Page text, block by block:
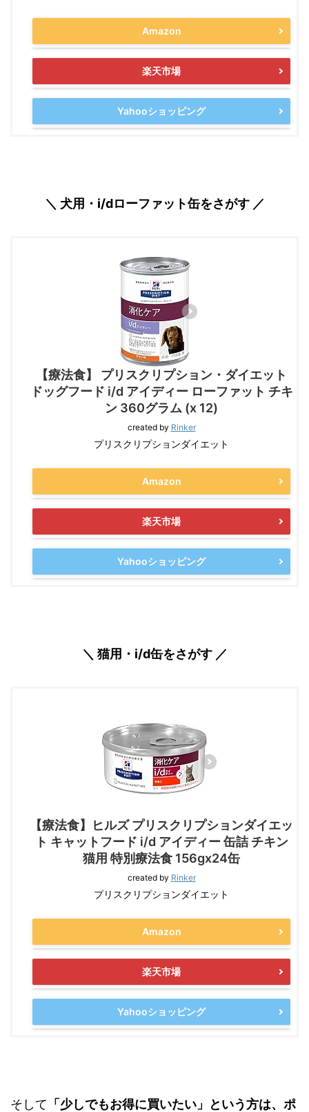
Amazon
楽天市場
Yahooショッピング
＼ 犬用・i/dローファット缶をさがす ／
【療法食】 プリスクリプション・ダイエット
ドッグフード i/d アイディー ローファット チキ
ン 360グラム (x 12)
created by Rinker
プリスクリプションダイエット
Amazon
楽天市場
Yahooショッピング
＼ 猫用・i/d缶をさがす ／
【療法食】ヒルズ プリスクリプションダイエッ
ト キャットフード i/d アイディー 缶詰 チキン
猫用 特別療法食 156gx24缶
created by Rinker
プリスクリプションダイエット
Amazon
楽天市場
Yahooショッピング
そして 「少しでもお得に買いたい」という方は、ポ